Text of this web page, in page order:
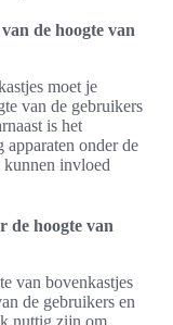
de hoogte van
moet je
van de gebruikers
is het
onder de
kunnen invloed
de hoogte van
van bovenkastjes
de gebruikers en